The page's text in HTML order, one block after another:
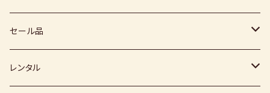
顔料
灰
秀山窯
鬼丸雪山窯
福岡県：窯元・陶芸作家
恵水窯
梅崎粘土
七隈粘土
窯
電気窯
電動ろくろ
セール品
小道具
レンタル